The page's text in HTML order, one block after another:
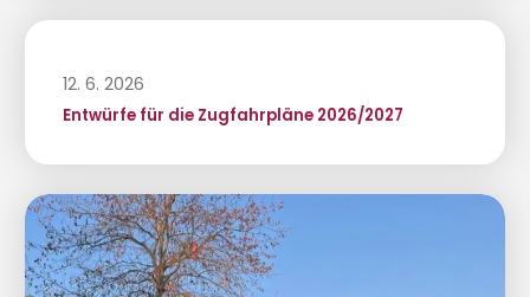
12. 6. 2026
Entwürfe für die Zugfahrpläne 2026/2027